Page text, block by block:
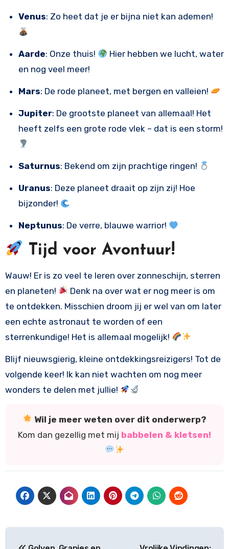
Venus: Zo heet dat je er bijna niet kan ademen!
Aarde: Onze thuis!
Hier hebben we lucht, water
en nog veel meer!
Mars: De rode planeet, met bergen en valleien!
Jupiter: De grootste planeet van allemaal! Het
heeft zelfs een grote rode vlek – dat is een storm!
Saturnus: Bekend om zijn prachtige ringen!
Uranus: Deze planeet draait op zijn zij! Hoe
bijzonder!
Neptunus: De verre, blauwe warrior!
Tijd voor Avontuur!
Wauw! Er is zo veel te leren over zonneschijn, sterren
en planeten!
Denk na over wat er nog meer is om
te ontdekken. Misschien droom jij er wel van om later
een echte astronaut te worden of een
sterrenkundige! Het is allemaal mogelijk!
Blijf nieuwsgierig, kleine ontdekkingsreizigers! Tot de
volgende keer! Ik kan niet wachten om nog meer
wonders te delen met jullie!
Wil je meer weten over dit onderwerp?
Kom dan gezellig met mij babbelen & kletsen!